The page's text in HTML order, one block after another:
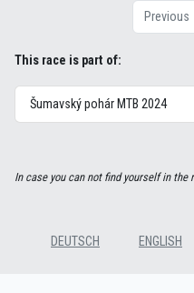
Previous
This race is part of:
Šumavský pohár MTB 2024
In case you can not find yourself in the
DEUTSCH ENGLISH